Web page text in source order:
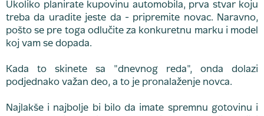
Ukoliko planirate kupovinu automobila, prva stvar koju
treba da uradite jeste da - pripremite novac. Naravno,
pošto se pre toga odlučite za konkuretnu marku i model
koj vam se dopada.
Kada to skinete sa "dnevnog reda", onda dolazi
podjednako važan deo, a to je pronalaženje novca.
Najlakše i najbolje bi bilo da imate spremnu gotovinu i